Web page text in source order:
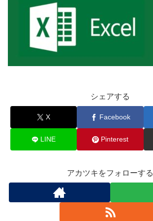
シェアする
X Facebook
LINE Pinterest
アカツキをフォローする